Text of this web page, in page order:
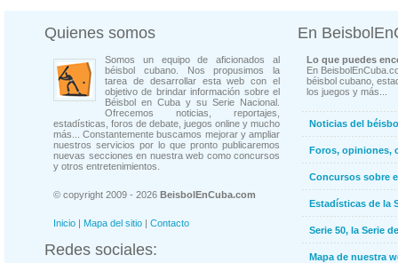
Quienes somos
Somos un equipo de aficionados al
béisbol cubano. Nos propusimos la
tarea de desarrollar esta web con el
objetivo de brindar información sobre el
Béisbol en Cuba y su Serie Nacional.
Ofrecemos noticias, reportajes,
estadísticas, foros de debate, juegos online y mucho
más... Constantemente buscamos mejorar y ampliar
nuestros servicios por lo que pronto publicaremos
nuevas secciones en nuestra web como concursos
y otros entretenimientos.
© copyright 2009 - 2026 BeisbolEnCuba.com
Inicio | Mapa del sitio | Contacto
Redes sociales:
En
Lo que puedes
En
béisbol cubano,
los juegos y más...
Noticias del
Foros, opiniones,
Concursos sobre
Estadísticas de la
Serie 50, la Serie
Mapa de nuestra